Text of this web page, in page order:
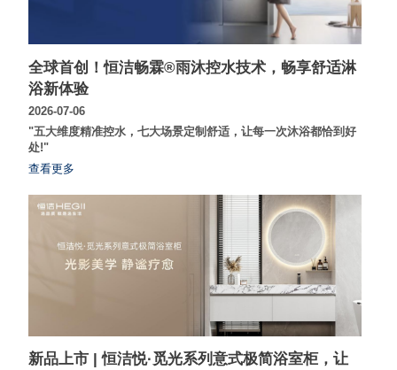
全球首创！恒洁畅霖®雨沐控水技术，畅享舒适淋
浴新体验
2026-07-06
"五大维度精准控水，七大场景定制舒适，让每一次沐浴都恰到好
处!"
查看更多
新品上市 | 恒洁悦·觅光系列意式极简浴室柜，让